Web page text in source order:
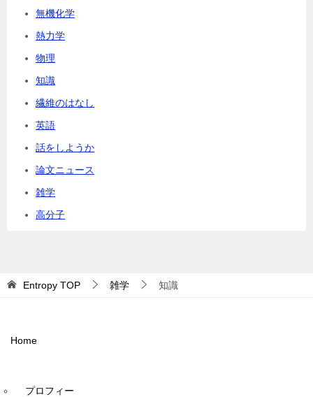
無機化学
熱力学
物理
知識
繊維のはなし
英語
話をしようか
論文ニュース
雑学
高分子
Entropy TOP 雑学 知識
Home
プロフィー